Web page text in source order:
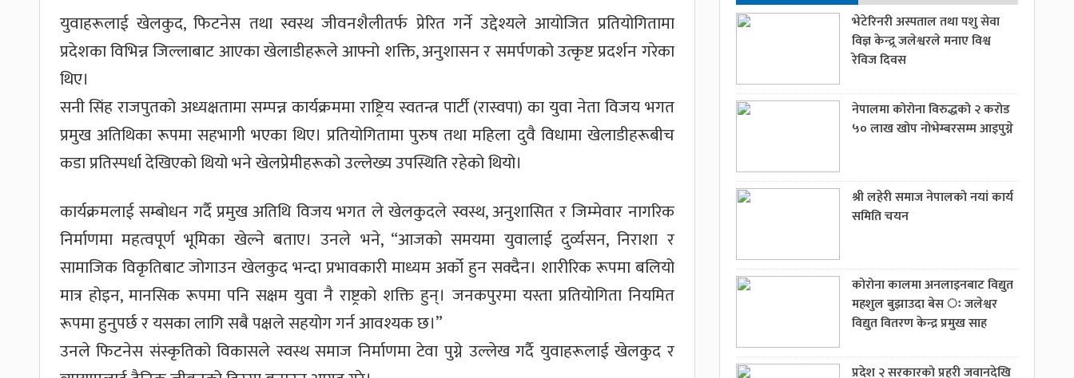
युवाहरूलाई खेलकुद, फिटनेस तथा स्वस्थ जीवनशैलीतर्फ प्रेरित गर्ने उद्देश्यले आयोजित प्रतियोगितामा
प्रदेशका विभिन्न जिल्लाबाट आएका खेलाडीहरूले आफ्नो शक्ति, अनुशासन र समर्पणको उत्कृष्ट प्रदर्शन गरेका
थिए।
सनी सिंह राजपुतको अध्यक्षतामा सम्पन्न कार्यक्रममा राष्ट्रिय स्वतन्त्र पार्टी (रास्वपा) का युवा नेता विजय भगत
प्रमुख अतिथिका रूपमा सहभागी भएका थिए। प्रतियोगितामा पुरुष तथा महिला दुवै विधामा खेलाडीहरूबीच
कडा प्रतिस्पर्धा देखिएको थियो भने खेलप्रेमीहरूको उल्लेख्य उपस्थिति रहेको थियो।
कार्यक्रमलाई सम्बोधन गर्दै प्रमुख अतिथि विजय भगत ले खेलकुदले स्वस्थ, अनुशासित र जिम्मेवार नागरिक
निर्माणमा महत्वपूर्ण भूमिका खेल्ने बताए। उनले भने, “आजको समयमा युवालाई दुर्व्यसन, निराशा र
सामाजिक विकृतिबाट जोगाउन खेलकुद भन्दा प्रभावकारी माध्यम अर्को हुन सक्दैन। शारीरिक रूपमा बलियो
मात्र होइन, मानसिक रूपमा पनि सक्षम युवा नै राष्ट्रको शक्ति हुन्। जनकपुरमा यस्ता प्रतियोगिता नियमित
रूपमा हुनुपर्छ र यसका लागि सबै पक्षले सहयोग गर्न आवश्यक छ।”
उनले फिटनेस संस्कृतिको विकासले स्वस्थ समाज निर्माणमा टेवा पुग्ने उल्लेख गर्दै युवाहरूलाई खेलकुद र
भेटेरिनरी अस्पताल तथा पशु सेवा
विज्ञ केन्द्र्र जलेश्वरले मनाए विश्व
रेविज दिवस
नेपालमा कोरोना विरुद्धको २ करोड
५० लाख खोप नोभेम्बरसम्म आइपुग्ने
श्री लहेरी समाज नेपालको नयां कार्य
समिति चयन
कोरोना कालमा अनलाइनबाट विद्युत
महशुल बुझाउदा बेस ः जलेश्वर
विद्युत वितरण केन्द्र प्रमुख साह
प्रदेश २ सरकारको प्रहरी जवानदेखि